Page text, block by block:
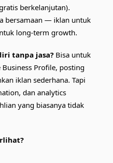
berkelanjutan).
bersamaan — iklan untuk
long-term growth.
tanpa jasa? Bisa untuk
Profile, posting
iklan sederhana. Tapi
dan analytics
yang biasanya tidak